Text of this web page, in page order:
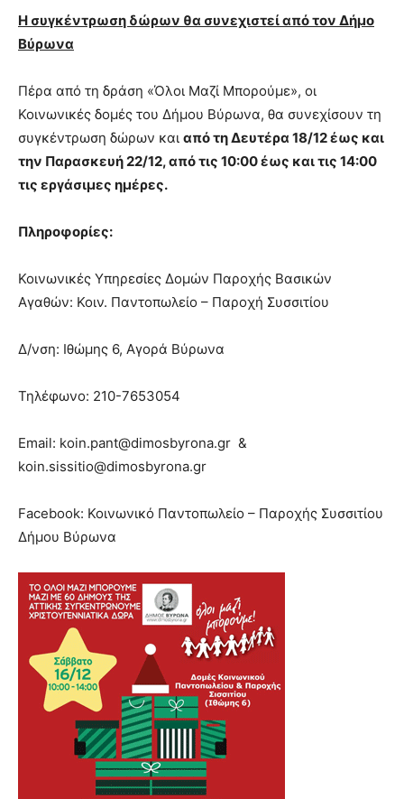
Η συγκέντρωση δώρων θα συνεχιστεί από τον Δήμο
Βύρωνα
Πέρα από τη δράση «Όλοι Μαζί Μπορούμε», οι
Κοινωνικές δομές του Δήμου Βύρωνα, θα συνεχίσουν τη
συγκέντρωση δώρων και από τη Δευτέρα 18/12 έως και
την Παρασκευή 22/12, από τις 10:00 έως και τις 14:00
τις εργάσιμες ημέρες.
Πληροφορίες:
Κοινωνικές Υπηρεσίες Δομών Παροχής Βασικών
Αγαθών: Κοιν. Παντοπωλείο – Παροχή Συσσιτίου
Δ/νση: Ιθώμης 6, Αγορά Βύρωνα
Τηλέφωνο: 210-7653054
Email: koin.pant@dimosbyrona.gr &
koin.sissitio@dimosbyrona.gr
Facebook: Κοινωνικό Παντοπωλείο – Παροχής Συσσιτίου
Δήμου Βύρωνα